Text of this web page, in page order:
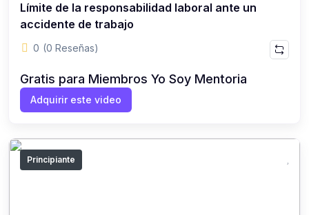
Límite de la responsabilidad laboral ante un
accidente de trabajo
0 (0 Reseñas)
Gratis para Miembros Yo Soy Mentoria
Adquirir este video
Principiante